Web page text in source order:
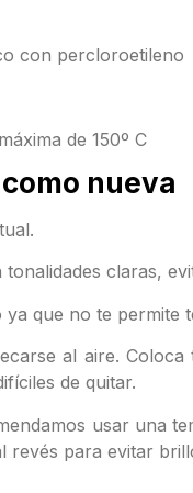
con percloroetileno
de 150º C
nueva
claras,
ya que no te
al aire.
de quitar.
usar una
revés para evitar